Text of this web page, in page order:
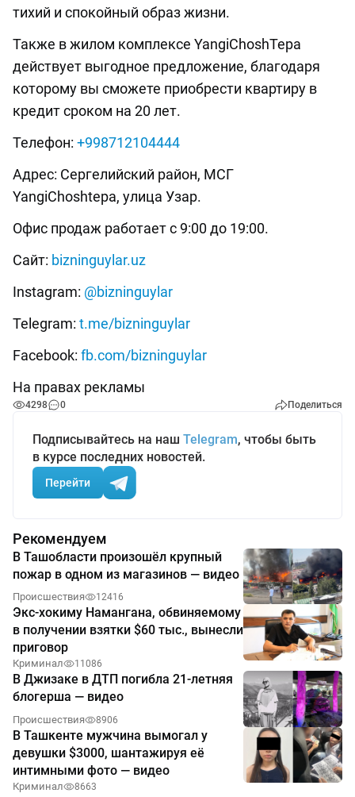
тихий и спокойный образ жизни.
Также в жилом комплексе YangiChoshTepa
действует выгодное предложение, благодаря
которому вы сможете приобрести квартиру в
кредит сроком на 20 лет.
Телефон: +998712104444
Адрес: Сергелийский район, МСГ
YangiChoshtepa, улица Узар.
Офис продаж работает с 9:00 до 19:00.
Сайт: bizninguylar.uz
Instagram: @bizninguylar
Telegram: t.me/bizninguylar
Facebook: fb.com/bizninguylar
На правах рекламы
4298 0 Поделиться
Подписывайтесь на наш Telegram, чтобы быть
в курсе последних новостей.
Перейти
Рекомендуем
В Ташобласти произошёл крупный
пожар в одном из магазинов — видео
Происшествия 12416
Экс-хокиму Намангана, обвиняемому
в получении взятки $60 тыс., вынесли
приговор
Криминал 11086
В Джизаке в ДТП погибла 21-летняя
блогерша — видео
Происшествия 8906
В Ташкенте мужчина вымогал у
девушки $3000, шантажируя её
интимными фото — видео
Криминал 8663